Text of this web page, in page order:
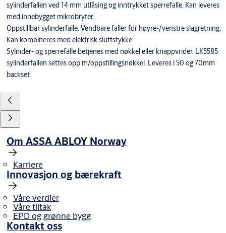
sylinderfallen ved 14 mm utlåsing og inntrykket sperrefalle. Kan leveres
med innebygget mikrobryter.
Oppstillbar sylinderfalle. Vendbare faller for høyre-/venstre slagretning.
Kan kombineres med elektrisk sluttstykke.
Sylinder- og sperrefalle betjenes med nøkkel eller knappvrider. LK5585
sylinderfallen settes opp m/oppstillingsnøkkel. Leveres i 50 og 70mm
backset
Om ASSA ABLOY Norway
Karriere
Innovasjon og bærekraft
Våre verdier
Våre tiltak
EPD og grønne bygg
Kontakt oss